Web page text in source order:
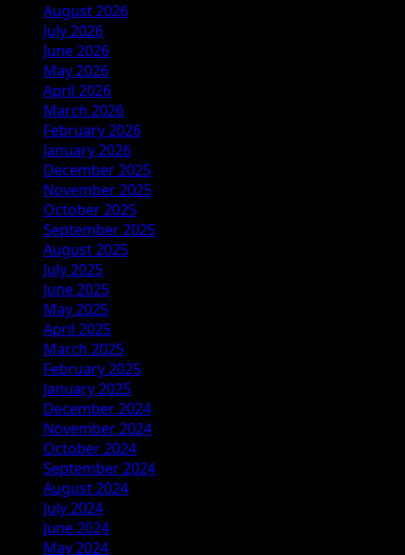
August 2026
July 2026
June 2026
May 2026
April 2026
March 2026
February 2026
January 2026
December 2025
November 2025
October 2025
September 2025
August 2025
July 2025
June 2025
May 2025
April 2025
March 2025
February 2025
January 2025
December 2024
November 2024
October 2024
September 2024
August 2024
July 2024
June 2024
May 2024